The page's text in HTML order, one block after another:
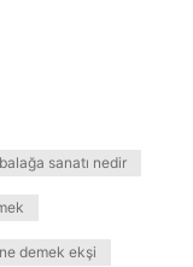
sanatı nedir
demek ekşi